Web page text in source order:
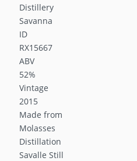
Distillery
Savanna
ID
RX15667
ABV
52%
Vintage
2015
Made from
Molasses
Distillation
Savalle Still